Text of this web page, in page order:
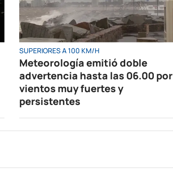
SUPERIORES A 100 KM/H
Meteorología emitió doble
advertencia hasta las 06.00 por
vientos muy fuertes y
persistentes